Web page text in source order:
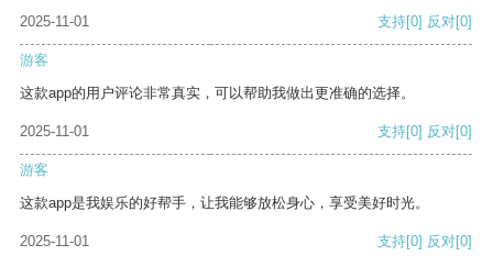
2025-11-01
支持[0] 反对[0]
游客
这款app的用户评论非常真实，可以帮助我做出更准确的选择。
2025-11-01 支持[0] 反对[0]
游客
这款app是我娱乐的好帮手，让我能够放松身心，享受美好时光。
2025-11-01 支持[0] 反对[0]